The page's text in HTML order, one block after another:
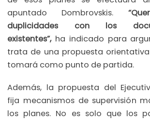
apuntado Dombrovskis.
duplicidades con los
existentes”,ha indicado para
trata de una propuesta
tomará como punto de partida.
Además, la propuesta del
fija mecanismos de supervisión
los planes. No es solo que los